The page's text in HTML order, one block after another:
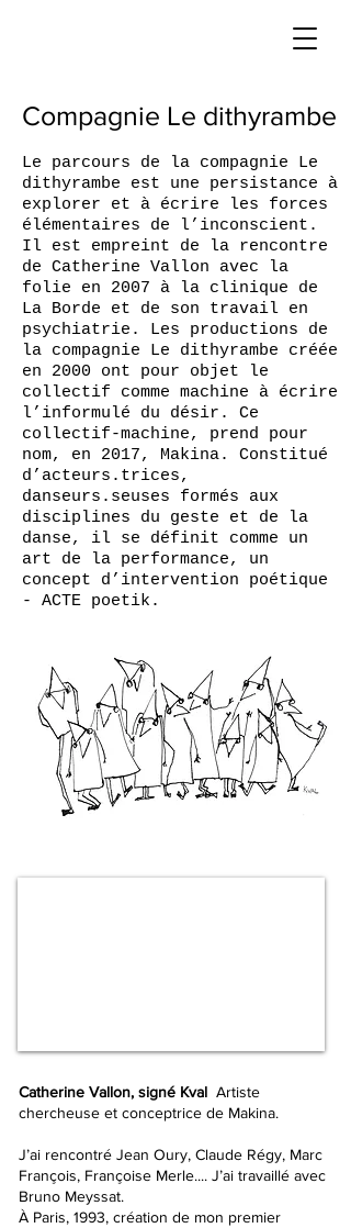
Compagnie Le dithyrambe
Le parcours de la compagnie Le
dithyrambe est une persistance à
explorer et à écrire les forces
élémentaires de l’inconscient.
Il est empreint de la rencontre
de Catherine Vallon avec la
folie en 2007 à la clinique de
La Borde et de son travail en
psychiatrie. Les productions de
la compagnie Le dithyrambe créée
en 2000 ont pour objet le
collectif comme machine à écrire
l’informulé du désir. Ce
collectif-machine, prend pour
nom, en 2017, Makina. Constitué
d’acteurs.trices,
danseurs.seuses formés aux
disciplines du geste et de la
danse, il se définit comme un
art de la performance, un
concept d’intervention poétique
- ACTE poetik.
Catherine Vallon, signé Kval Artiste
chercheuse et conceptrice de Makina.
J’ai rencontré Jean Oury, Claude Régy, Marc
François, Françoise Merle.... J’ai travaillé avec
Bruno Meyssat.
À Paris, 1993, création de mon premier